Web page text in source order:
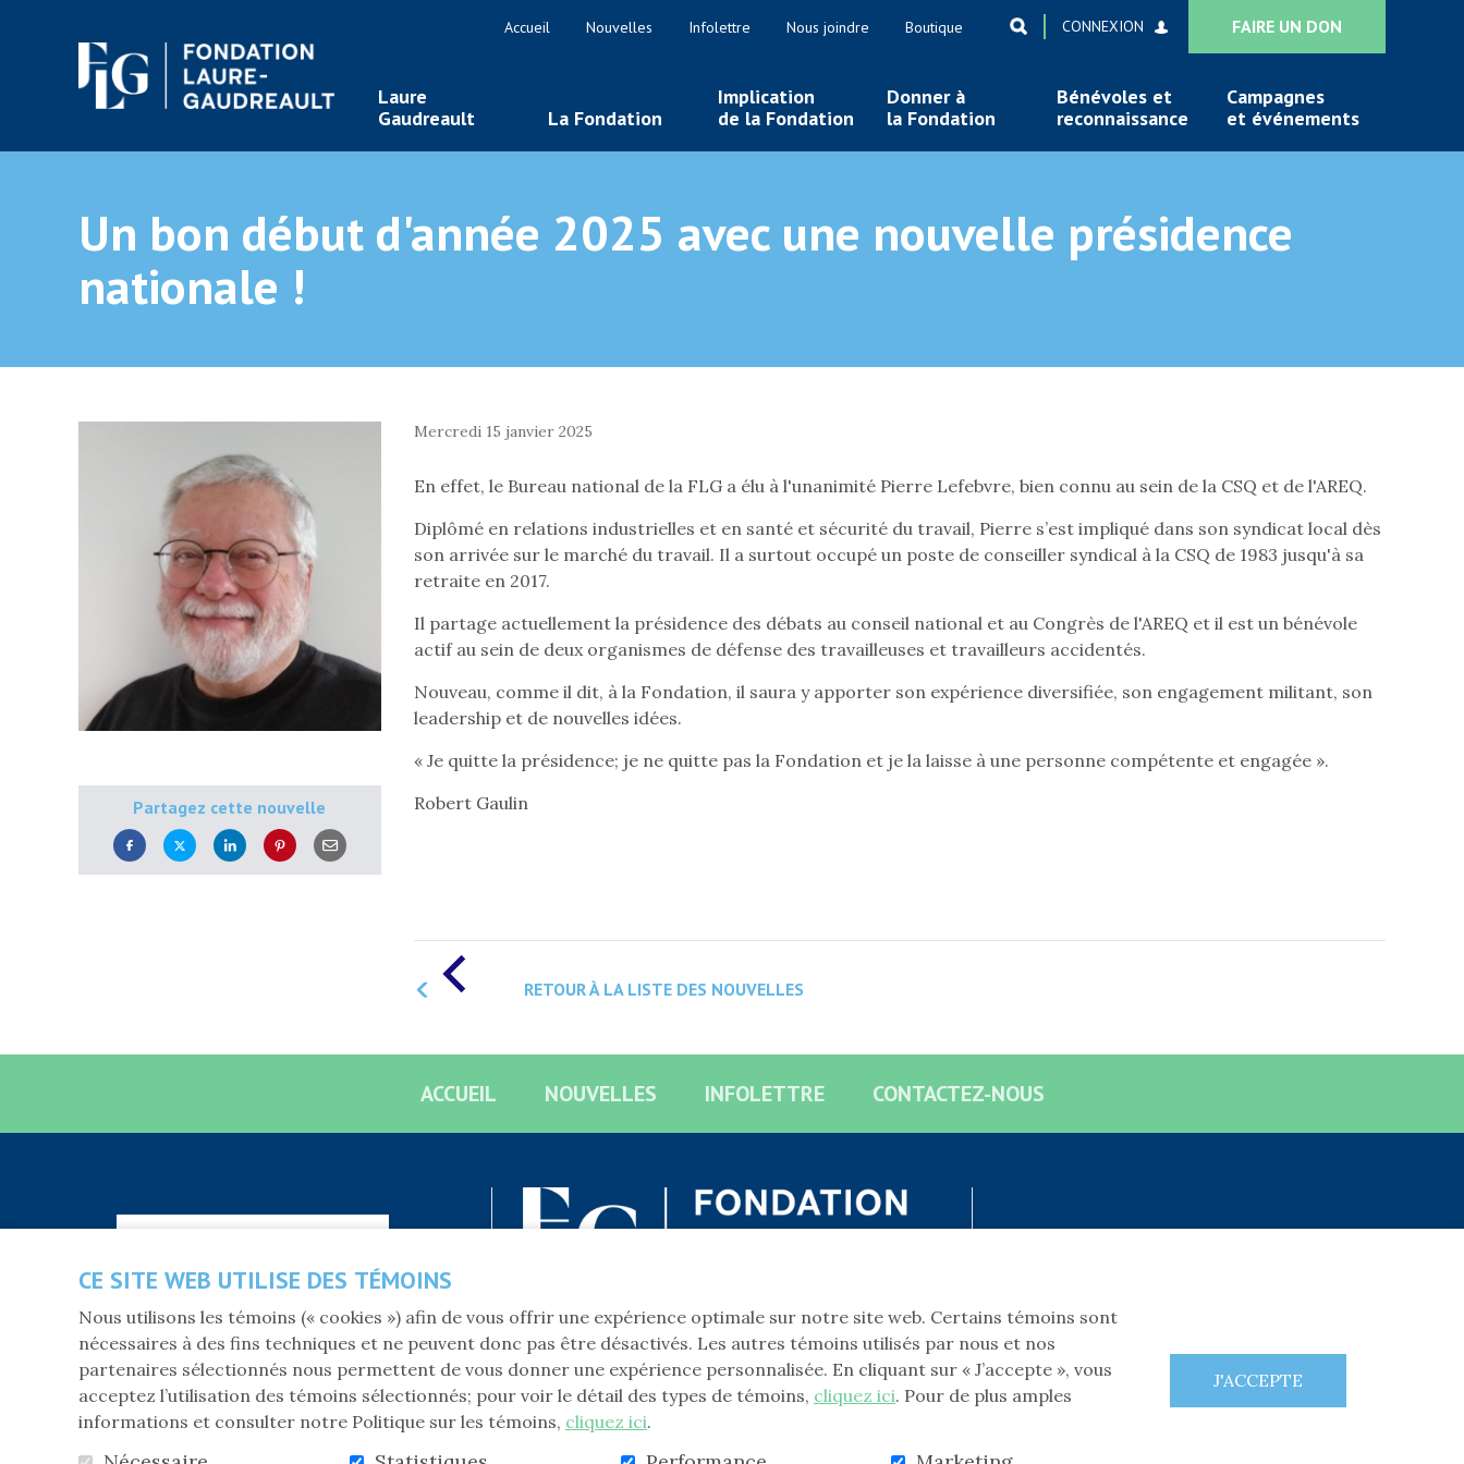
Accueil Nouvelles Infolettre Nous joindre Boutique CONNEXION FAIRE UN DON
Laure
Gaudreault
La Fondation
Implication
de la Fondation
Donner à
la Fondation
Bénévoles et
reconnaissance
Campagnes
et événements
Un bon début d'année 2025 avec une nouvelle présidence
nationale !
Partagez cette nouvelle
Mercredi 15 janvier 2025
En effet, le Bureau national de la FLG a élu à l'unanimité Pierre Lefebvre, bien connu au sein de la CSQ et de l'AREQ.
Diplômé en relations industrielles et en santé et sécurité du travail, Pierre s’est impliqué dans son syndicat local dès
son arrivée sur le marché du travail. Il a surtout occupé un poste de conseiller syndical à la CSQ de 1983 jusqu'à sa
retraite en 2017.
Il partage actuellement la présidence des débats au conseil national et au Congrès de l'AREQ et il est un bénévole
actif au sein de deux organismes de défense des travailleuses et travailleurs accidentés.
Nouveau, comme il dit, à la Fondation, il saura y apporter son expérience diversifiée, son engagement militant, son
leadership et de nouvelles idées.
« Je quitte la présidence; je ne quitte pas la Fondation et je la laisse à une personne compétente et engagée ».
Robert Gaulin
RETOUR À LA LISTE DES NOUVELLES
ACCUEIL NOUVELLES INFOLETTRE CONTACTEZ-NOUS
PROPULSÉ PAR SÉCURISÉ PAR
CE SITE WEB UTILISE DES TÉMOINS
Nous utilisons les témoins (« cookies ») afin de vous offrir une expérience optimale sur notre site web. Certains témoins sont
nécessaires à des fins techniques et ne peuvent donc pas être désactivés. Les autres témoins utilisés par nous et nos
partenaires sélectionnés nous permettent de vous donner une expérience personnalisée. En cliquant sur « J’accepte », vous
acceptez l’utilisation des témoins sélectionnés; pour voir le détail des types de témoins, cliquez ici. Pour de plus amples
informations et consulter notre Politique sur les témoins, cliquez ici.